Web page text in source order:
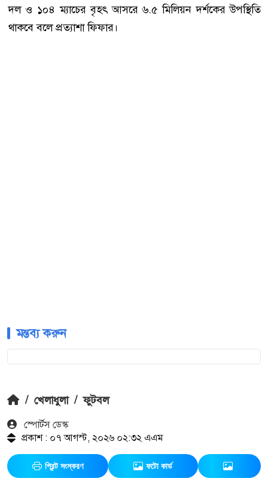
দল ও ১০৪ ম্যাচের বৃহৎ আসরে ৬.৫ মিলিয়ন দর্শকের উপস্থিতি
থাকবে বলে প্রত্যাশা ফিফার।
মন্তব্য করুন
/ খেলাধুলা / ফুটবল
স্পোর্টস ডেস্ক
প্রকাশ : ০৭ আগস্ট, ২০২৬ ০২:৩২ এএম
প্রিন্ট সংস্করণ ফটো কার্ড